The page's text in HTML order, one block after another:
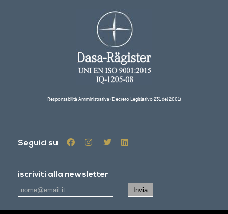
Responsabilità Amministrativa (Decreto Legislativo 231 del 2001)
Seguici su
iscriviti alla newsletter